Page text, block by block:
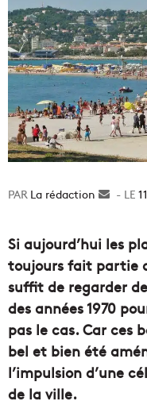
La rédaction
Envoyer
Si aujourd’hui les
toujours fait partie
suffit de regarder
des années 1970
pas le cas. Car ces
bel et bien été
l’impulsion d’une
de la ville.